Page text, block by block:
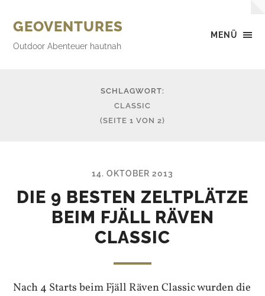
MENÜ
GEOVENTURES
Outdoor Abenteuer hautnah
SCHLAGWORT:
CLASSIC
(SEITE 1 VON 2)
14. OKTOBER 2013
DIE 9 BESTEN ZELTPLÄTZE
BEIM FJÄLL RÄVEN
CLASSIC
Nach 4 Starts beim Fjäll Räven Classic wurden die